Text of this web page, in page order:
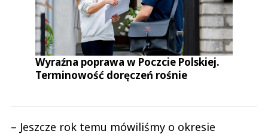
Wyraźna poprawa w Poczcie Polskiej.
Terminowość doręczeń rośnie
– Jeszcze rok temu mówiliśmy o okresie